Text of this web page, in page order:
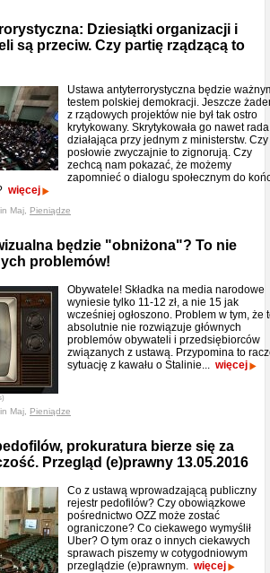
Dziesiątki organizacji i
są przeciw. Czy partię rządzącą to
Ustawa antyterrorystyczna będzie
testem polskiej demokracji. Jeszcze
z rządowych projektów nie był tak ostro
krytykowany. Skrytykowała go nawet rada
działająca przy jednym z ministerstw. Czy
posłowie zwyczajnie to zignorują. Czy
zechcą nam pokazać, że możemy
zapomnieć o dialogu społecznym do
więcej
Maj, Pieniądze
będzie "obniżona"? To nie
problemów!
Obywatele! Składka na media narodowe
wyniesie tylko 11-12 zł, a nie 15 jak
wcześniej ogłoszono. Problem w tym, że
absolutnie nie rozwiązuje głównych
problemów obywateli i przedsiębiorców
związanych z ustawą. Przypomina to
sytuację z kawału o Stalinie... więcej
Maj, Pieniądze
prokuratura bierze się za
Przegląd (e)prawny 13.05.2016
Co z ustawą wprowadzającą publiczny
rejestr pedofilów? Czy obowiązkowe
pośrednictwo OZZ może zostać
ograniczone? Co ciekawego wymyślił
Uber? O tym oraz o innych ciekawych
sprawach piszemy w cotygodniowym
przeglądzie (e)prawnym. więcej